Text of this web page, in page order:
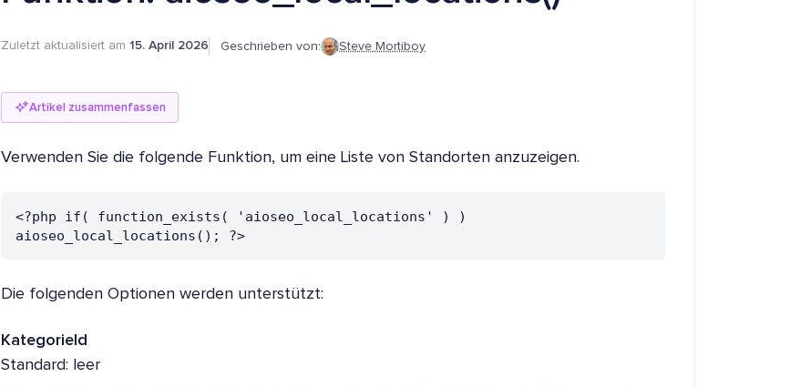
Zuletzt aktualisiert am 15. April 2026 Geschrieben von: Steve Mortiboy
Artikel zusammenfassen
Verwenden Sie die folgende Funktion, um eine Liste von Standorten anzuzeigen.
<?php if( function_exists( 'aioseo_local_locations' ) )
aioseo_local_locations(); ?>
Die folgenden Optionen werden unterstützt:
KategorieId
Standard: leer